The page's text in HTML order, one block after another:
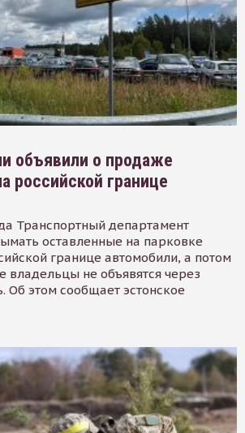
объявили о продаже
российской границе
Транспортный департамент
оставленные на парковке
границе автомобили, а потом
владельцы не объявятся через
Об этом сообщает эстонское